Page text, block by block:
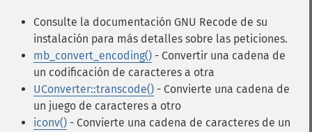
Consulte la documentación GNU Recode de su
instalación para más detalles sobre las peticiones.
mb_convert_encoding() - Convertir una cadena de
un codificación de caracteres a otra
UConverter::transcode() - Convierte una cadena de
un juego de caracteres a otro
iconv() - Convierte una cadena de caracteres de un